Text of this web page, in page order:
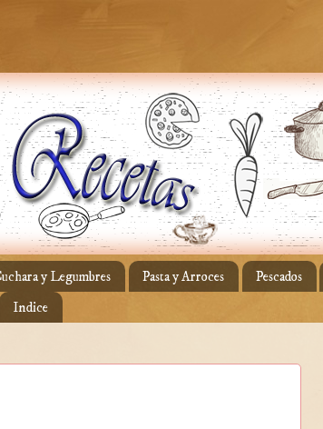
y Legumbres Pasta y Arroces Pescados
Indice